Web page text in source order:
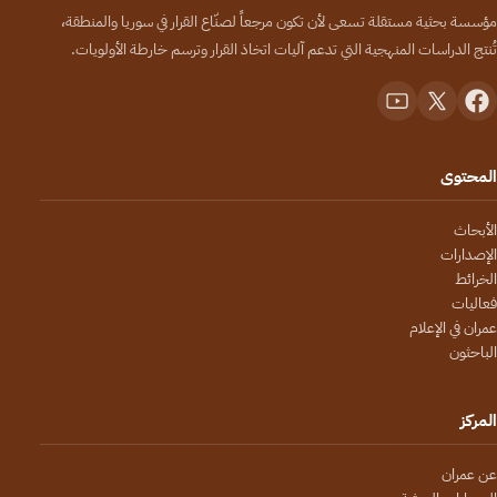
مؤسسة بحثية مستقلة تسعى لأن تكون مرجعاً لصنّاع القرار في سوريا والمنطقة،
تُنتج الدراسات المنهجية التي تدعم آليات اتخاذ القرار وترسم خارطة الأولويات.
المحتوى
الأبحاث
الإصدارات
الخرائط
فعاليات
عمران في الإعلام
الباحثون
المركز
عن عمران